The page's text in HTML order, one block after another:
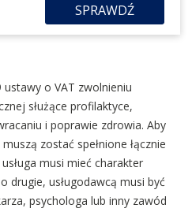
SPRAWDŹ
o VAT zwolnieniu
służące profilaktyce,
i poprawie zdrowia. Aby
zostać spełnione łącznie
musi mieć charakter
drugie, usługodawcą musi być
psychologa lub inny zawód